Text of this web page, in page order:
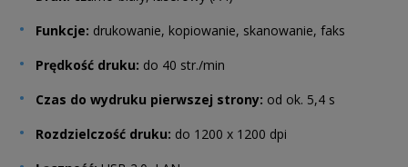
Funkcje: drukowanie, kopiowanie, skanowanie, faks
Prędkość druku: do 40 str./min
Czas do wydruku pierwszej strony: od ok. 5,4 s
Rozdzielczość druku: do 1200 x 1200 dpi